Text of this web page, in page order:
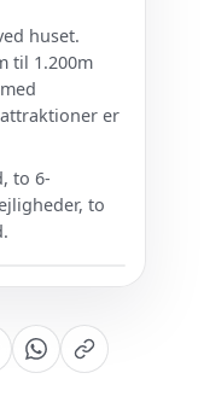
huset.
til 1.200m
er
to 6-
to